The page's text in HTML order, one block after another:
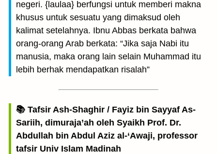
negeri. {laulaa} berfungsi untuk memberi makna
khusus untuk sesuatu yang dimaksud oleh
kalimat setelahnya. Ibnu Abbas berkata bahwa
orang-orang Arab berkata: “Jika saja Nabi itu
manusia, maka orang lain selain Muhammad itu
lebih berhak mendapatkan risalah”
📚 Tafsir Ash-Shaghir / Fayiz bin Sayyaf As-
Sariih, dimuraja’ah oleh Syaikh Prof. Dr.
Abdullah bin Abdul Aziz al-‘Awaji, professor
tafsir Univ Islam Madinah